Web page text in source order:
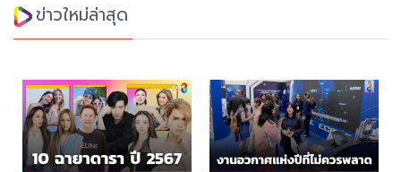
ข่าวใหม่ล่าสุด